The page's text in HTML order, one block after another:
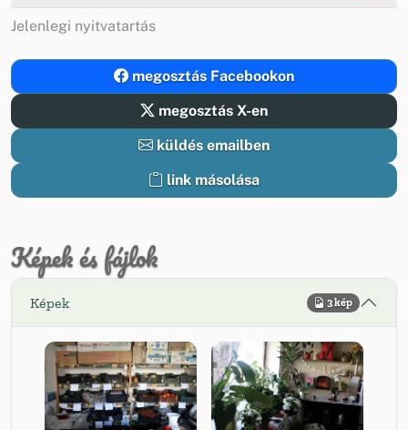
Jelenlegi nyitvatartás
megosztás Facebookon
megosztás X-en
küldés emailben
link másolása
Képek és fájlok
Képek 3 kép